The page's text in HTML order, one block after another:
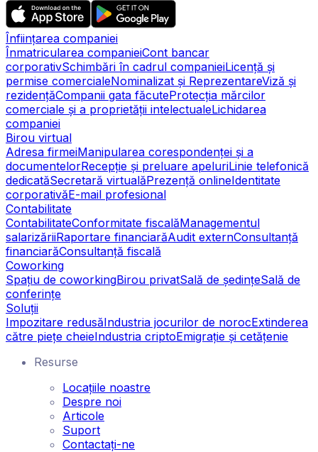
Înființarea companiei
Înmatricularea companieiCont bancar
corporativSchimbări în cadrul companieiLicență și
permise comercialeNominalizat și ReprezentareViză și
rezidențăCompanii gata făcuteProtecția mărcilor
comerciale și a proprietății intelectualeLichidarea
companiei
Birou virtual
Adresa firmeiManipularea corespondenței și a
documentelorRecepție și preluare apeluriLinie telefonică
dedicatăSecretară virtualăPrezență onlineIdentitate
corporativăE-mail profesional
Contabilitate
ContabilitateConformitate fiscalăManagementul
salarizăriiRaportare financiarăAudit externConsultanță
financiarăConsultanță fiscală
Coworking
Spațiu de coworkingBirou privatSală de ședințeSală de
conferințe
Soluții
Impozitare redusăIndustria jocurilor de norocExtinderea
către piețe cheieIndustria criptoEmigrație și cetățenie
Resurse
Locațiile noastre
Despre noi
Articole
Suport
Contactați-ne